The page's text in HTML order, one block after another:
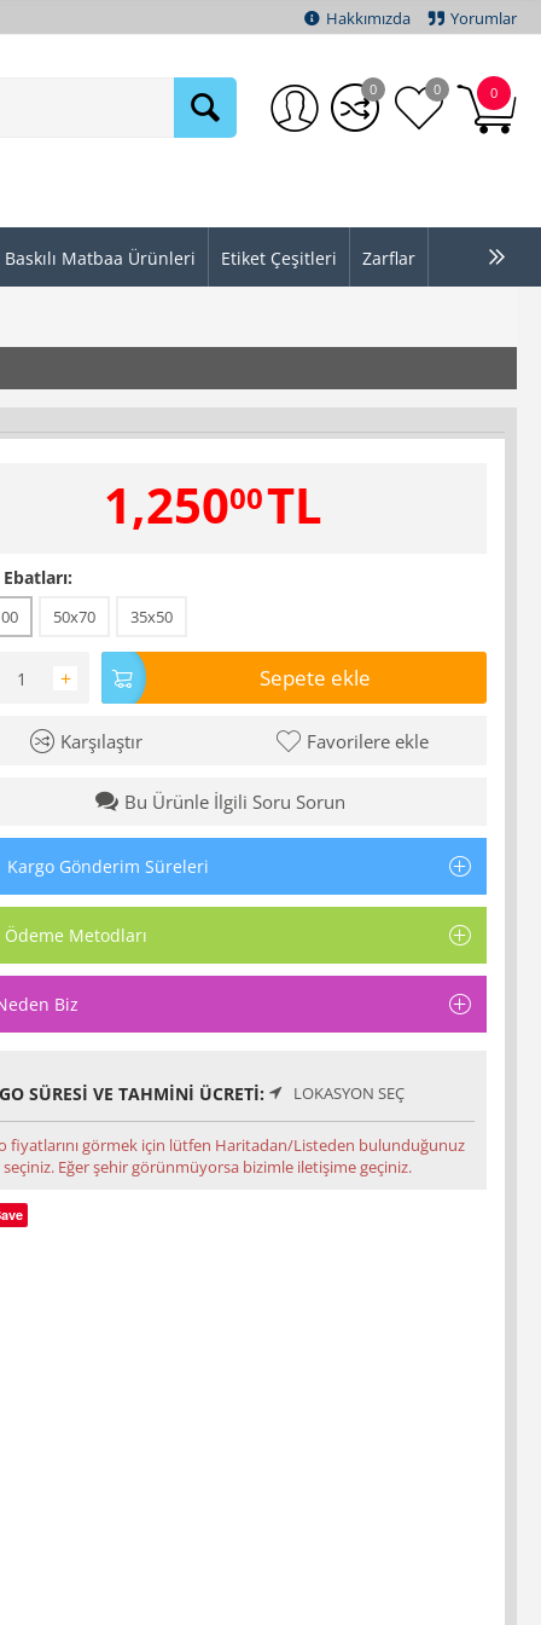
Hakkımızda Yorumlar
0
0 0
Baskılı Matbaa Ürünleri Etiket Çeşitleri Zarflar
1,25000TL
50x70 35x50
+ Sepete ekle
Karşılaştır Favorilere ekle
Bu Ürünle İlgili Soru Sorun
Kargo Gönderim Süreleri
Ödeme Metodları
Biz
SÜRESI VE TAHMINI ÜCRETI: LOKASYON SEÇ
fiyatlarını görmek için lütfen Haritadan/Listeden bulunduğunuz
Eğer şehir görünmüyorsa bizimle iletişime geçiniz.